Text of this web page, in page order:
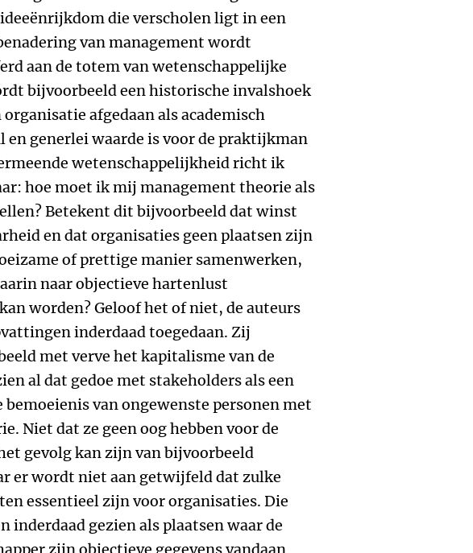
die verscholen ligt in een
van management wordt
aan de totem van wetenschappelijke
bijvoorbeeld een historische invalshoek
afgedaan als academisch
en generlei waarde is voor de praktijkman
wetenschappelijkheid richt ik
hoe moet ik mij management theorie als
Betekent dit bijvoorbeeld dat winst
en dat organisaties geen plaatsen zijn
of prettige manier samenwerken,
naar objectieve hartenlust
worden? Geloof het of niet, de auteurs
inderdaad toegedaan. Zij
met verve het kapitalisme van de
al dat gedoe met stakeholders als een
bemoeienis van ongewenste personen met
Niet dat ze geen oog hebben voor de
gevolg kan zijn van bijvoorbeeld
er wordt niet aan getwijfeld dat zulke
essentieel zijn voor organisaties. Die
inderdaad gezien als plaatsen waar de